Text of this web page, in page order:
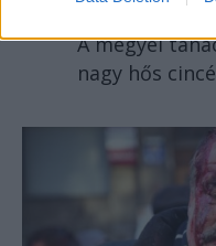
RUSZ PÉTER
A megyei
nagy hős